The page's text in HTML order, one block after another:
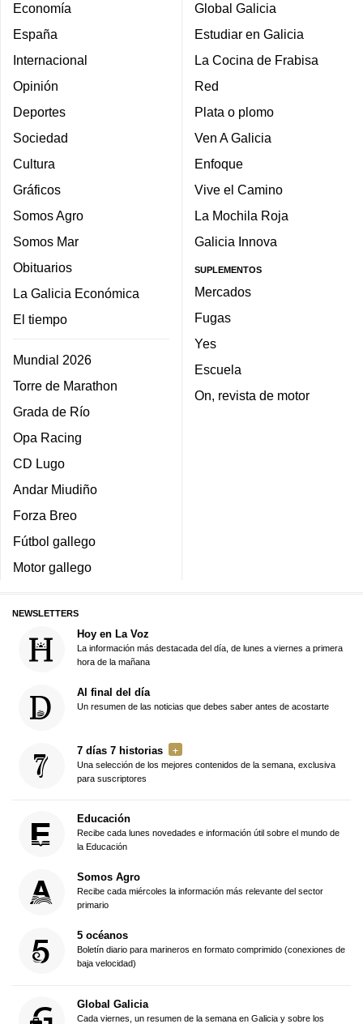
Economía
España
Internacional
Opinión
Deportes
Sociedad
Cultura
Gráficos
Somos Agro
Somos Mar
Obituarios
La Galicia Económica
El tiempo
Mundial 2026
Torre de Marathon
Grada de Río
Opa Racing
CD Lugo
Andar Miudiño
Forza Breo
Fútbol gallego
Motor gallego
Global Galicia
Estudiar en Galicia
La Cocina de Frabisa
Red
Plata o plomo
Ven A Galicia
Enfoque
Vive el Camino
La Mochila Roja
Galicia Innova
SUPLEMENTOS
Mercados
Fugas
Yes
Escuela
On, revista de motor
NEWSLETTERS
Hoy en La Voz
La información más destacada del día, de lunes a viernes a primera
hora de la mañana
Al final del día
Un resumen de las noticias que debes saber antes de acostarte
7 días 7 historias
Una selección de los mejores contenidos de la semana, exclusiva
para suscriptores
Educación
Recibe cada lunes novedades e información útil sobre el mundo de
la Educación
Somos Agro
Recibe cada miércoles la información más relevante del sector
primario
5 océanos
Boletín diario para marineros en formato comprimido (conexiones de
baja velocidad)
Global Galicia
Cada viernes, un resumen de la semana en Galicia y sobre los